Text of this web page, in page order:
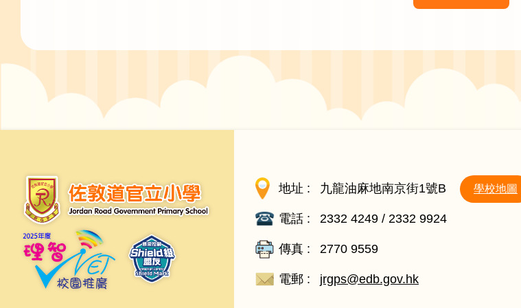
地址 : 九龍油麻地南京街1號B 學校地圖
電話 : 2332 4249 / 2332 9924
傳真 : 2770 9559
電郵 : jrgps@edb.gov.hk